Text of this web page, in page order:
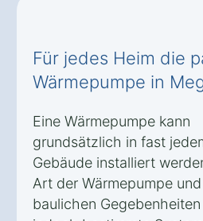
Für jedes Heim die
Wärmepumpe in
Eine Wärmepumpe kann
grundsätzlich in fast
Gebäude installiert
Art der Wärmepumpe
baulichen